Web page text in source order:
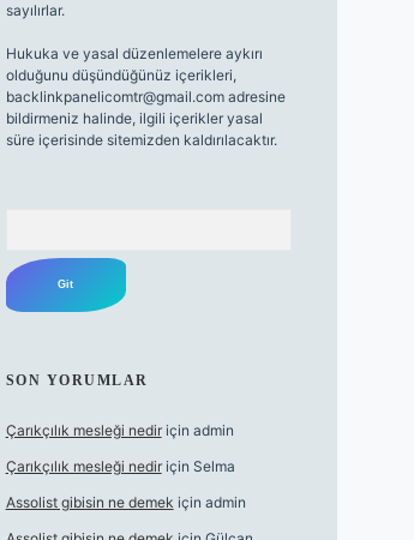
sayılırlar.
Hukuka ve yasal düzenlemelere aykırı
olduğunu düşündüğünüz içerikleri,
backlinkpanelicomtr@gmail.comadresine
bildirmeniz halinde, ilgili içerikler yasal
süre içerisinde sitemizden kaldırılacaktır.
SON YORUMLAR
Çarıkçılık mesleği nediriçin admin
Çarıkçılık mesleği nediriçin Selma
Assolist gibisin ne demek için admin